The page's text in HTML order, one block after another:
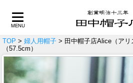
TOP > 婦人用帽子 > 田中帽子店Alice（ア
（57.5cm）